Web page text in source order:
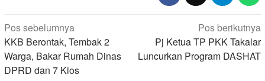
Navigasi
pos
Pos sebelumnya
KKB Berontak, Tembak 2
Warga, Bakar Rumah Dinas
DPRD dan 7 Kios
Pos berikutnya
Pj Ketua TP PKK Takalar
Luncurkan Program DASHAT